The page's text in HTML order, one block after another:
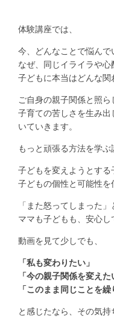
体験講座では、
今、どんなことで悩んで
なぜ、同じイライラや心
子どもに本当はどんな関
ご自身の親子関係と照ら
子育ての苦しさを生み
いていきます。
もっと頑張る方法を学ぶ
子どもを変えようとする
子どもの個性と可能性を
「また怒ってしまった
ママも子どもも、安心し
動画を見て少しでも、
「私も変わりたい」
「今の親子関係を変えた
「このまま同じことを繰
と感じたなら、その気持